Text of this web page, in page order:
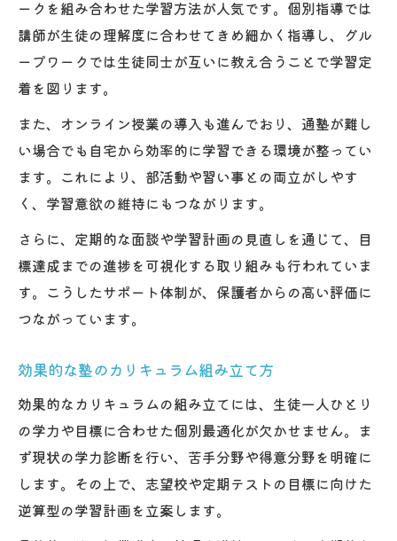
ークを組み合わせた学習方法が人気です。個別指導では
講師が生徒の理解度に合わせてきめ細かく指導し、グル
ープワークでは生徒同士が互いに教え合うことで学習定
着を図ります。
また、オンライン授業の導入も進んでおり、通塾が難し
い場合でも自宅から効率的に学習できる環境が整ってい
ます。これにより、部活動や習い事との両立がしやす
く、学習意欲の維持にもつながります。
さらに、定期的な面談や学習計画の見直しを通じて、目
標達成までの進捗を可視化する取り組みも行われていま
す。こうしたサポート体制が、保護者からの高い評価に
つながっています。
効果的な塾のカリキュラム組み立て方
効果的なカリキュラムの組み立てには、生徒一人ひとり
の学力や目標に合わせた個別最適化が欠かせません。ま
ず現状の学力診断を行い、苦手分野や得意分野を明確に
します。その上で、志望校や定期テストの目標に向けた
逆算型の学習計画を立案します。